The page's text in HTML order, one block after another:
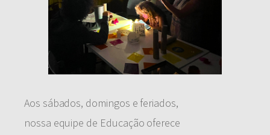
Aos sábados, domingos e feriados,
nossa equipe de Educação oferece